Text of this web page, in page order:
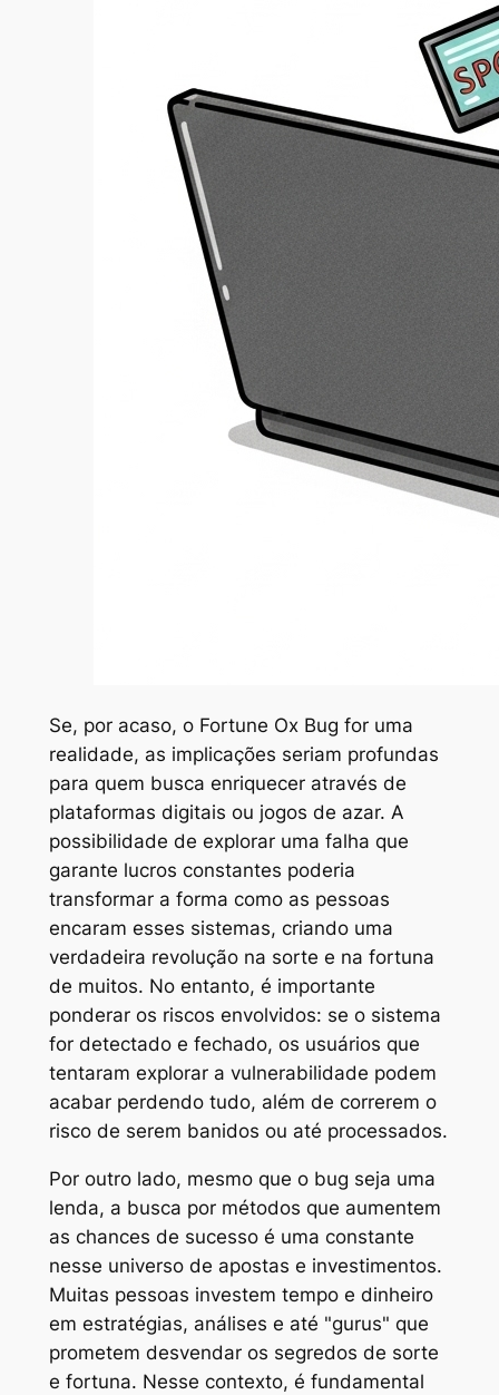
Se, por acaso, o Fortune Ox Bug for uma
realidade, as implicações seriam profundas
para quem busca enriquecer através de
plataformas digitais ou jogos de azar. A
possibilidade de explorar uma falha que
garante lucros constantes poderia
transformar a forma como as pessoas
encaram esses sistemas, criando uma
verdadeira revolução na sorte e na fortuna
de muitos. No entanto, é importante
ponderar os riscos envolvidos: se o sistema
for detectado e fechado, os usuários que
tentaram explorar a vulnerabilidade podem
acabar perdendo tudo, além de correrem o
risco de serem banidos ou até processados.
Por outro lado, mesmo que o bug seja uma
lenda, a busca por métodos que aumentem
as chances de sucesso é uma constante
nesse universo de apostas e investimentos.
Muitas pessoas investem tempo e dinheiro
em estratégias, análises e até "gurus" que
prometem desvendar os segredos de sorte
e fortuna. Nesse contexto, é fundamental